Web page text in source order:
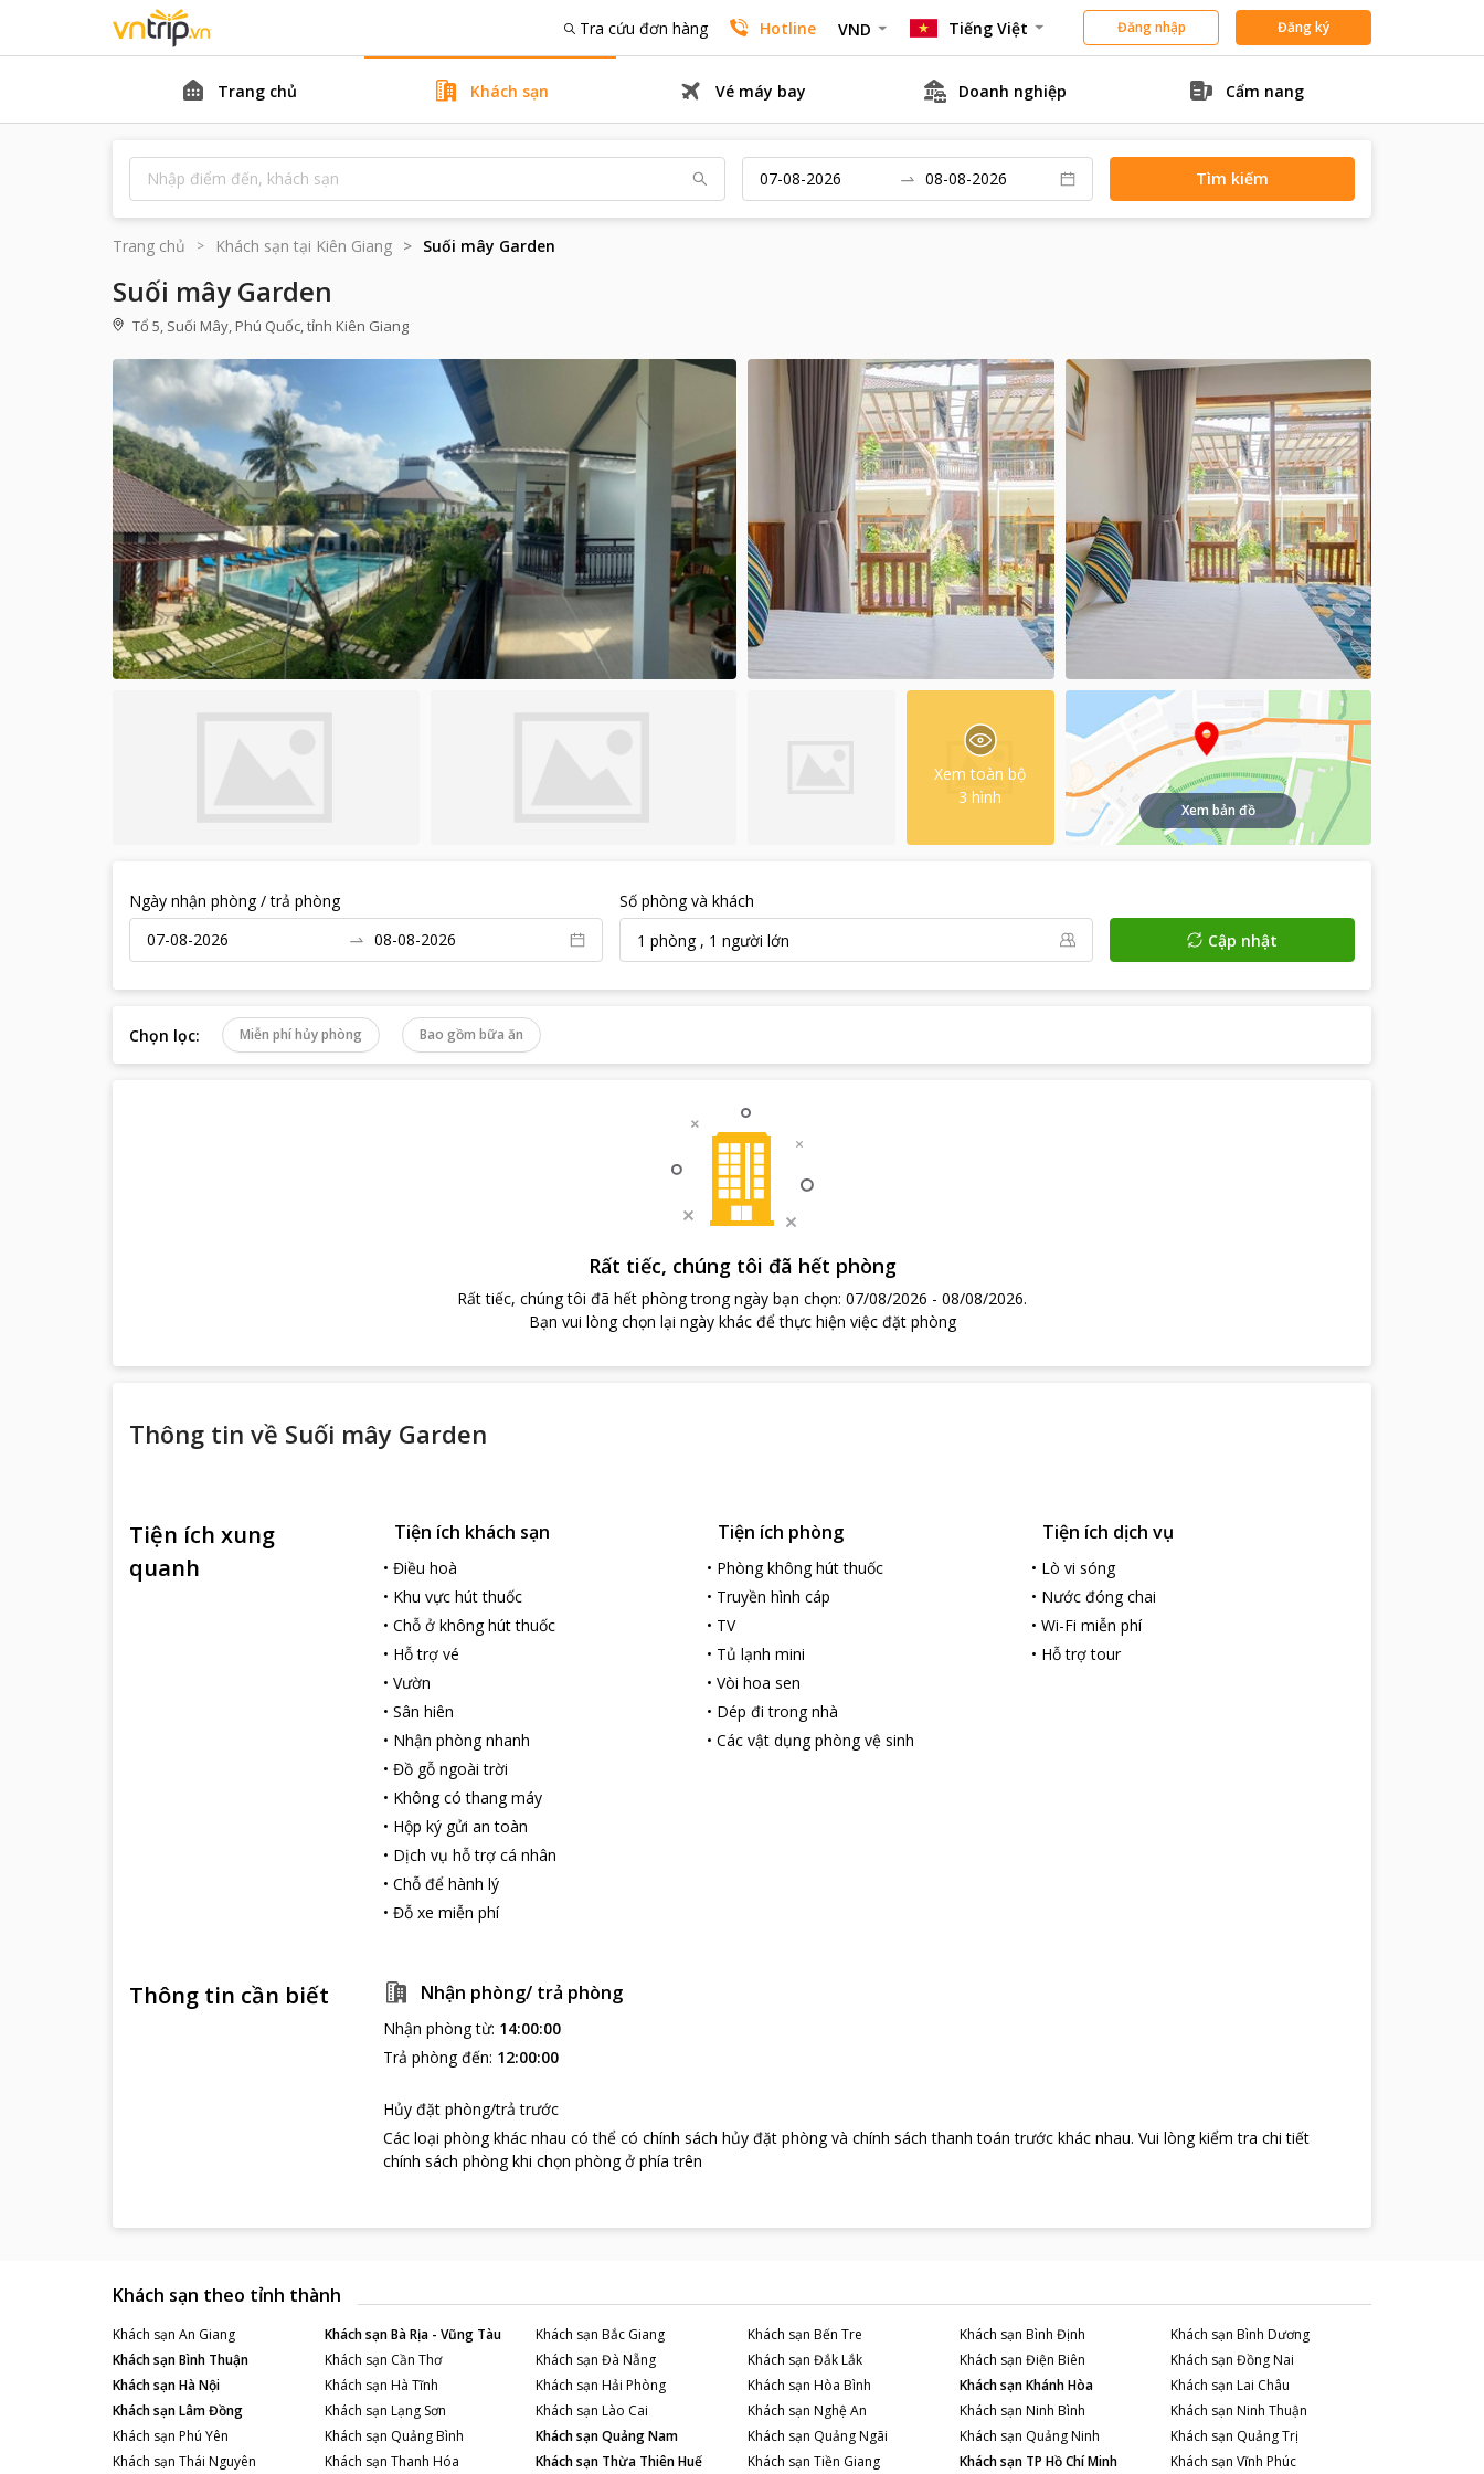
Tra cứu đơn hàng Hotline VND Tiếng Việt Đăng nhập Đăng ký
Trang chủ Khách sạn Vé máy bay Doanh nghiệp Cẩm nang
Tìm kiếm
Trang chủ Khách sạn tại Kiên Giang Suối mây Garden
Suối mây Garden
Tổ 5, Suối Mây, Phú Quốc, tỉnh Kiên Giang
Xem toàn bộ
3 hình
Xem bản đồ
Ngày nhận phòng / trả phòng
Số phòng và khách
1 phòng, 1 người lớn Cập nhật
Chọn lọc: Miễn phí hủy phòng Bao gồm bữa ăn
Rất tiếc, chúng tôi đã hết phòng
Rất tiếc, chúng tôi đã hết phòng trong ngày bạn chọn: 07/08/2026 - 08/08/2026.
Bạn vui lòng chọn lại ngày khác để thực hiện việc đặt phòng
Thông tin về Suối mây Garden
Tiện ích xung
quanh
Tiện ích khách sạn
• Điều hoà
• Khu vực hút thuốc
• Chỗ ở không hút thuốc
• Hỗ trợ vé
• Vườn
• Sân hiên
• Nhận phòng nhanh
• Đồ gỗ ngoài trời
• Không có thang máy
• Hộp ký gửi an toàn
• Dịch vụ hỗ trợ cá nhân
• Chỗ để hành lý
• Đỗ xe miễn phí
Tiện ích phòng
• Phòng không hút thuốc
• Truyền hình cáp
• TV
• Tủ lạnh mini
•Vòi hoa sen
• Dép đi trong nhà
•Các vật dụng phòng vệ sinh
Tiện ích dịch vụ
• Lò vi sóng
• Nước đóng chai
• Wi-Fi miễn phí
• Hỗ trợ tour
Thông tin cần biết Nhận phòng/ trả phòng
Nhận phòng từ: 14:00:00
Trả phòng đến: 12:00:00
Hủy đặt phòng/trả trước
Các loại phòng khác nhau có thể có chính sách hủy đặt phòng và chính sách thanh toán trước khác nhau. Vui lòng kiểm tra chi tiết
chính sách phòng khi chọn phòng ở phía trên
Khách sạn theo tỉnh thành
Khách sạn An Giang Khách sạnBà Rịa - Vũng Tàu Khách sạn Bắc Giang Khách sạn Bến Tre Khách sạn Bình Định Khách sạn Bình Dương
Khách sạnBình Thuận Khách sạn Cần Thơ Khách sạn Đà Nẵng Khách sạn Đắk Lắk Khách sạn Điện Biên Khách sạn Đồng Nai
Khách sạnHà Nội Khách sạn Hà Tĩnh Khách sạn Hải Phòng Khách sạn Hòa Bình Khách sạnKhánh Hòa Khách sạn Lai Châu
Khách sạnLâm Đồng Khách sạn Lạng Sơn Khách sạn Lào Cai Khách sạn Nghệ An Khách sạn Ninh Bình Khách sạn Ninh Thuận
Khách sạn Phú Yên Khách sạn Quảng Bình Khách sạnQuảng Nam Khách sạn Quảng Ngãi Khách sạn Quảng Ninh Khách sạn Quảng Trị
Khách sạn Thái Nguyên Khách sạn Thanh Hóa Khách sạn Thừa Thiên Huế Khách sạn Tiền Giang Khách sạn TP Hồ Chí Minh Khách sạn Vĩnh Phúc